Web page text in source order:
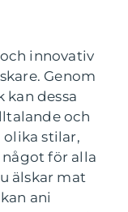
innovativ
Genom
kan dessa
och
stilar,
för alla
älskar mat
ani